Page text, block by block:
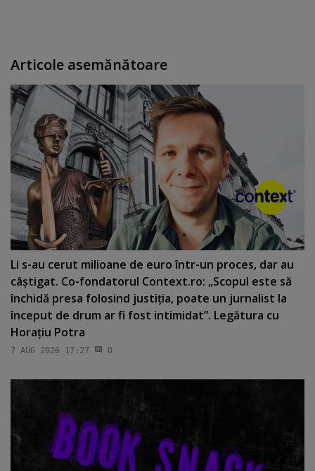
Articole asemănătoare
Li s-au cerut milioane de euro într-un proces, dar au
câştigat. Co-fondatorul Context.ro: „Scopul este să
închidă presa folosind justiţia, poate un jurnalist la
început de drum ar fi fost intimidat”. Legătura cu
Horaţiu Potra
7 AUG 2026 17:27 0